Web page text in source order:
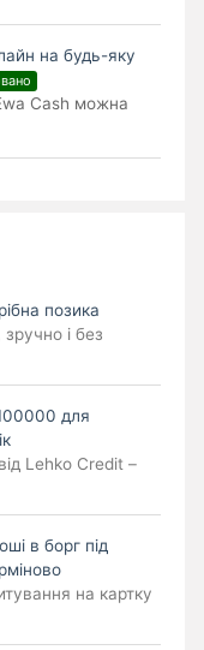
на будь-яку
Cash можна
позика
і без
для
Lehko Credit –
в борг під
на картку